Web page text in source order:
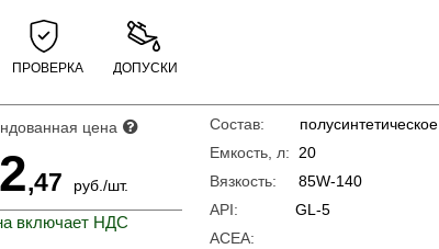
ПРОВЕРКА ДОПУСКИ
цена
,47 руб./шт.
включает НДС
Состав: полусинтетическое
Емкость, л:20
Вязкость:85W-140
API:GL-5
ACEA: